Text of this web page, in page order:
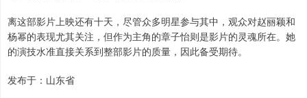
离这部影片上映还有十天，尽管众多明星参与其中，观众对赵丽颖和
杨幂的表现尤其关注，但作为主角的章子怡则是影片的灵魂所在。她
的演技水准直接关系到整部影片的质量，因此备受期待。
发布于：山东省